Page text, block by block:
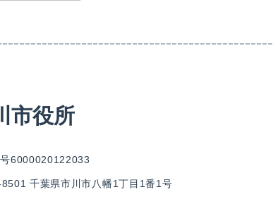
市役所
6000020122033
千葉県市川市八幡1丁目1番1号